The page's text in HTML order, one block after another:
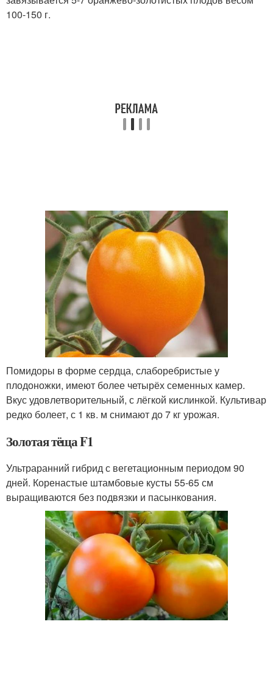
100-150 г.
Помидоры в форме сердца, слаборебристые у
плодоножки, имеют более четырёх семенных камер.
Вкус удовлетворительный, с лёгкой кислинкой. Культивар
редко болеет, с 1 кв. м снимают до 7 кг урожая.
Золотая тёща F1
Ультраранний гибрид с вегетационным периодом 90
дней. Коренастые штамбовые кусты 55-65 см
выращиваются без подвязки и пасынкования.